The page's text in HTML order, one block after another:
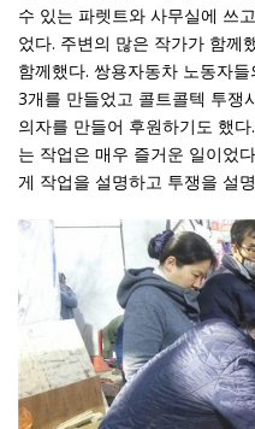
수 있는 파렛트와 사무실에 쓰
었다. 주변의 많은 작가가 함께
함께했다. 쌍용자동차 노동자
3개를 만들었고 콜트콜텍 투쟁
의자를 만들어 후원하기도 했
는 작업은 매우 즐거운 일이었
게 작업을 설명하고 투쟁을 설